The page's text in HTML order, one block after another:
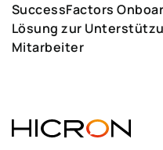
SuccessFactors
Lösung zur
Mitarbeiter